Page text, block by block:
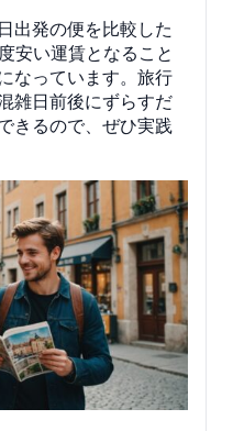
出発の便を比較した
安い運賃となること
なっています。旅行
雑日前後にずらすだ
きるので、ぜひ実践